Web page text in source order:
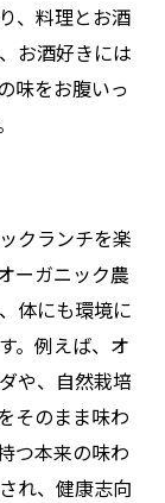
、料理とお酒
お酒好きには
味をお腹いっ
クランチを楽
ーガニック農
体にも環境に
。例えば、オ
や、自然栽培
そのまま味わ
つ本来の味わ
れ、健康志向